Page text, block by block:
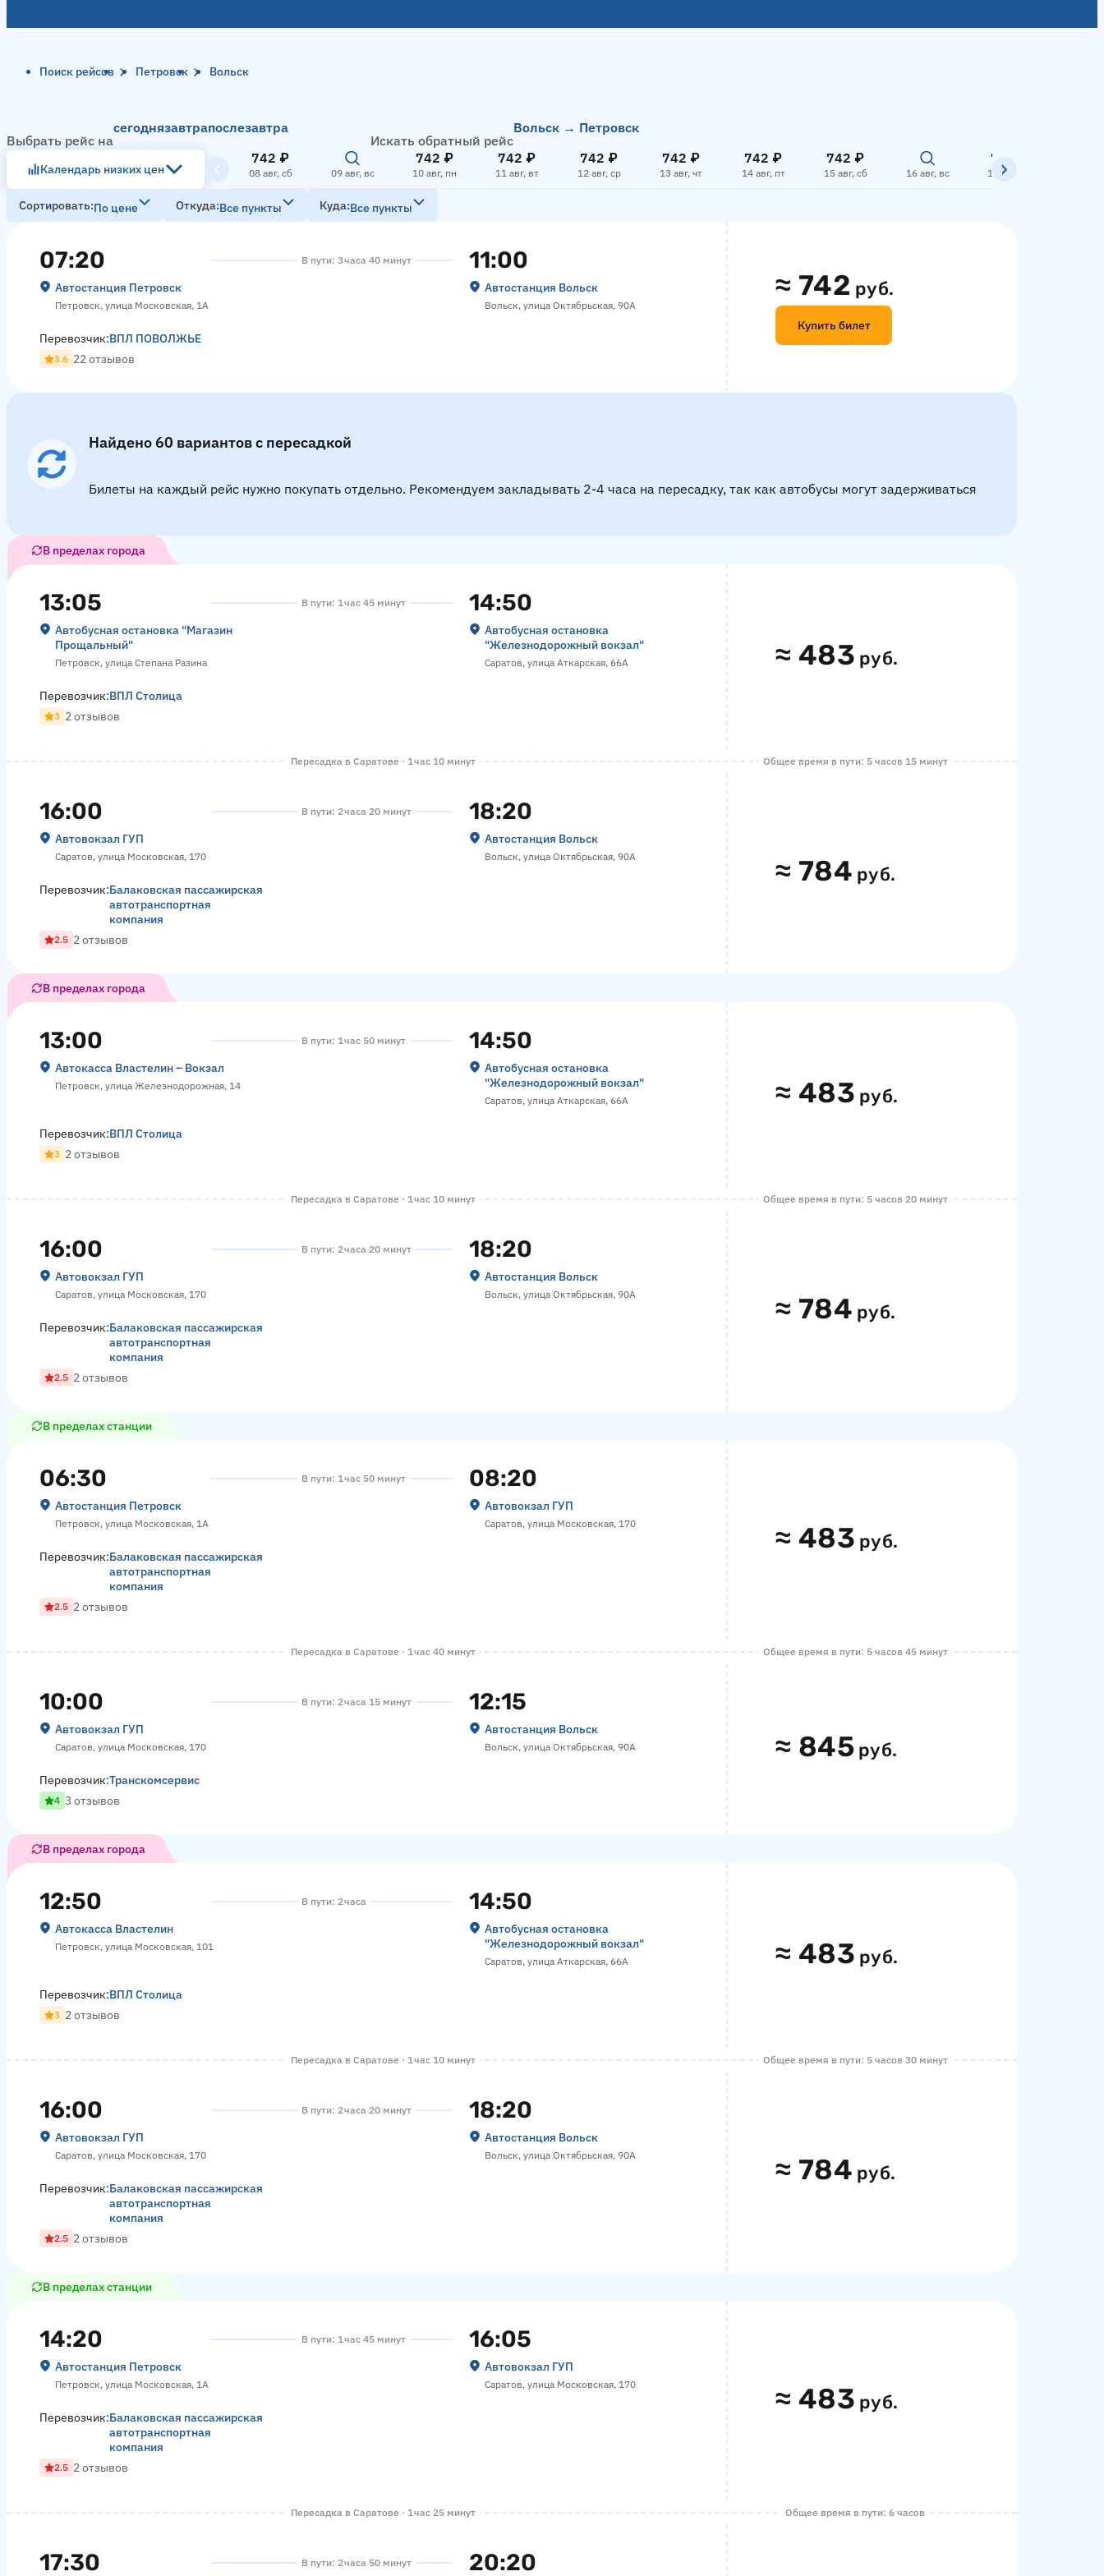
Поиск рейсов Петровск Вольск
Выбрать рейс на
сегоднязавтрапослезавтра
Искать обратный рейс
Вольск → Петровск
Календарь низких цен
742 ₽
08 авг, сб 09 авг, вс
742 ₽
10 авг, пн
742 ₽
11 авг, вт
742 ₽
12 авг, ср
742 ₽
13 авг, чт
742 ₽
14 авг, пт
742 ₽
15 авг, сб 16 авг, вс
742 ₽
17 авг, пн
Сортировать По цене Откуда Все пункты Куда Все пункты
07:20
Автостанция Петровск
Петровск, улица Московская, 1А
В пути: 3 часа 40 минут 11:00
Автостанция Вольск
Вольск, улица Октябрьская, 90А
≈ 742 руб.
Купить билет
Перевозчик:ВПЛ ПОВОЛЖЬЕ
3.6 22 отзывов
Найдено 60 вариантов с пересадкой
Билеты на каждый рейс нужно покупать отдельно. Рекомендуем закладывать 2-4 часа на пересадку, так как автобусы могут задерживаться
В пределах города
13:05
Автобусная остановка "Магазин
Прощальный"
Петровск, улица Степана Разина
В пути: 1 час 45 минут 14:50
Автобусная остановка
"Железнодорожный вокзал"
Саратов, улица Аткарская, 66А ≈ 483 руб.
Перевозчик:ВПЛ Столица
3 2 отзывов
Пересадка в Саратове · 1 час 10 минут Общее время в пути: 5 часов 15 минут
16:00
Автовокзал ГУП
Саратов, улица Московская, 170
В пути: 2 часа 20 минут 18:20
Автостанция Вольск
Вольск, улица Октябрьская, 90А ≈ 784 руб.
Перевозчик:Балаковская пассажирская
автотранспортная
компания
2.5 2 отзывов
В пределах города
13:00
Автокасса Властелин – Вокзал
Петровск, улица Железнодорожная, 14
В пути: 1 час 50 минут 14:50
Автобусная остановка
"Железнодорожный вокзал"
Саратов, улица Аткарская, 66А ≈ 483 руб.
Перевозчик:ВПЛ Столица
3 2 отзывов
Пересадка в Саратове · 1 час 10 минут Общее время в пути: 5 часов 20 минут
16:00
Автовокзал ГУП
Саратов, улица Московская, 170
В пути: 2 часа 20 минут 18:20
Автостанция Вольск
Вольск, улица Октябрьская, 90А ≈ 784 руб.
Перевозчик:Балаковская пассажирская
автотранспортная
компания
2.5 2 отзывов
В пределах станции
06:30
Автостанция Петровск
Петровск, улица Московская, 1А
В пути: 1 час 50 минут 08:20
Автовокзал ГУП
Саратов, улица Московская, 170 ≈ 483 руб.
Перевозчик:Балаковская пассажирская
автотранспортная
компания
2.5 2 отзывов
Пересадка в Саратове · 1 час 40 минут Общее время в пути: 5 часов 45 минут
10:00
Автовокзал ГУП
Саратов, улица Московская, 170
В пути: 2 часа 15 минут 12:15
Автостанция Вольск
Вольск, улица Октябрьская, 90А ≈ 845 руб.
Перевозчик:Транскомсервис
4 3 отзывов
В пределах города
12:50
Автокасса Властелин
Петровск, улица Московская, 101
В пути: 2 часа 14:50
Автобусная остановка
"Железнодорожный вокзал"
Саратов, улица Аткарская, 66А ≈ 483 руб.
Перевозчик:ВПЛ Столица
3 2 отзывов
Пересадка в Саратове · 1 час 10 минут Общее время в пути: 5 часов 30 минут
16:00
Автовокзал ГУП
Саратов, улица Московская, 170
В пути: 2 часа 20 минут 18:20
Автостанция Вольск
Вольск, улица Октябрьская, 90А ≈ 784 руб.
Перевозчик:Балаковская пассажирская
автотранспортная
компания
2.5 2 отзывов
В пределах станции
14:20
Автостанция Петровск
Петровск, улица Московская, 1А
В пути: 1 час 45 минут 16:05
Автовокзал ГУП
Саратов, улица Московская, 170 ≈ 483 руб.
Перевозчик:Балаковская пассажирская
автотранспортная
компания
2.5 2 отзывов
Пересадка в Саратове · 1 час 25 минут Общее время в пути: 6 часов
17:30 В пути: 2 часа 50 минут 20:20